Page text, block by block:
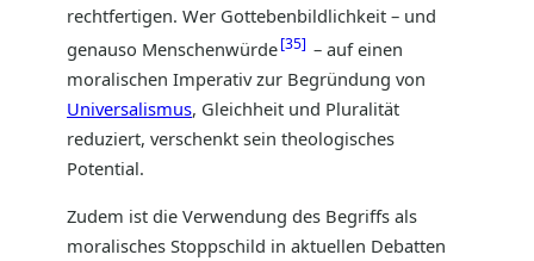
rechtfertigen. Wer Gottebenbildlichkeit – und
genauso Menschenwürde 35 – auf einen
moralischen Imperativ zur Begründung von
Universalismus, Gleichheit und Pluralität
reduziert, verschenkt sein theologisches
Potential.
Zudem ist die Verwendung des Begriffs als
moralisches Stoppschild in aktuellen Debatten